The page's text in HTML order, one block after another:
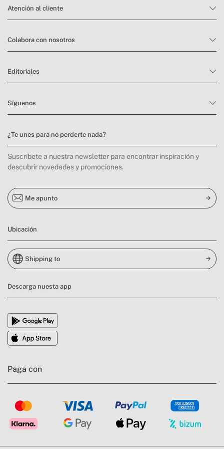
Atención al cliente
Colabora con nosotros
Editoriales
Síguenos
¿Te unes para no perderte nada?
Suscríbete a nuestra newsletter para encontrar inspiración y
descubrir novedades y promociones.
Me apunto
Ubicación
Shipping to
Descarga nuesta app
Paga con